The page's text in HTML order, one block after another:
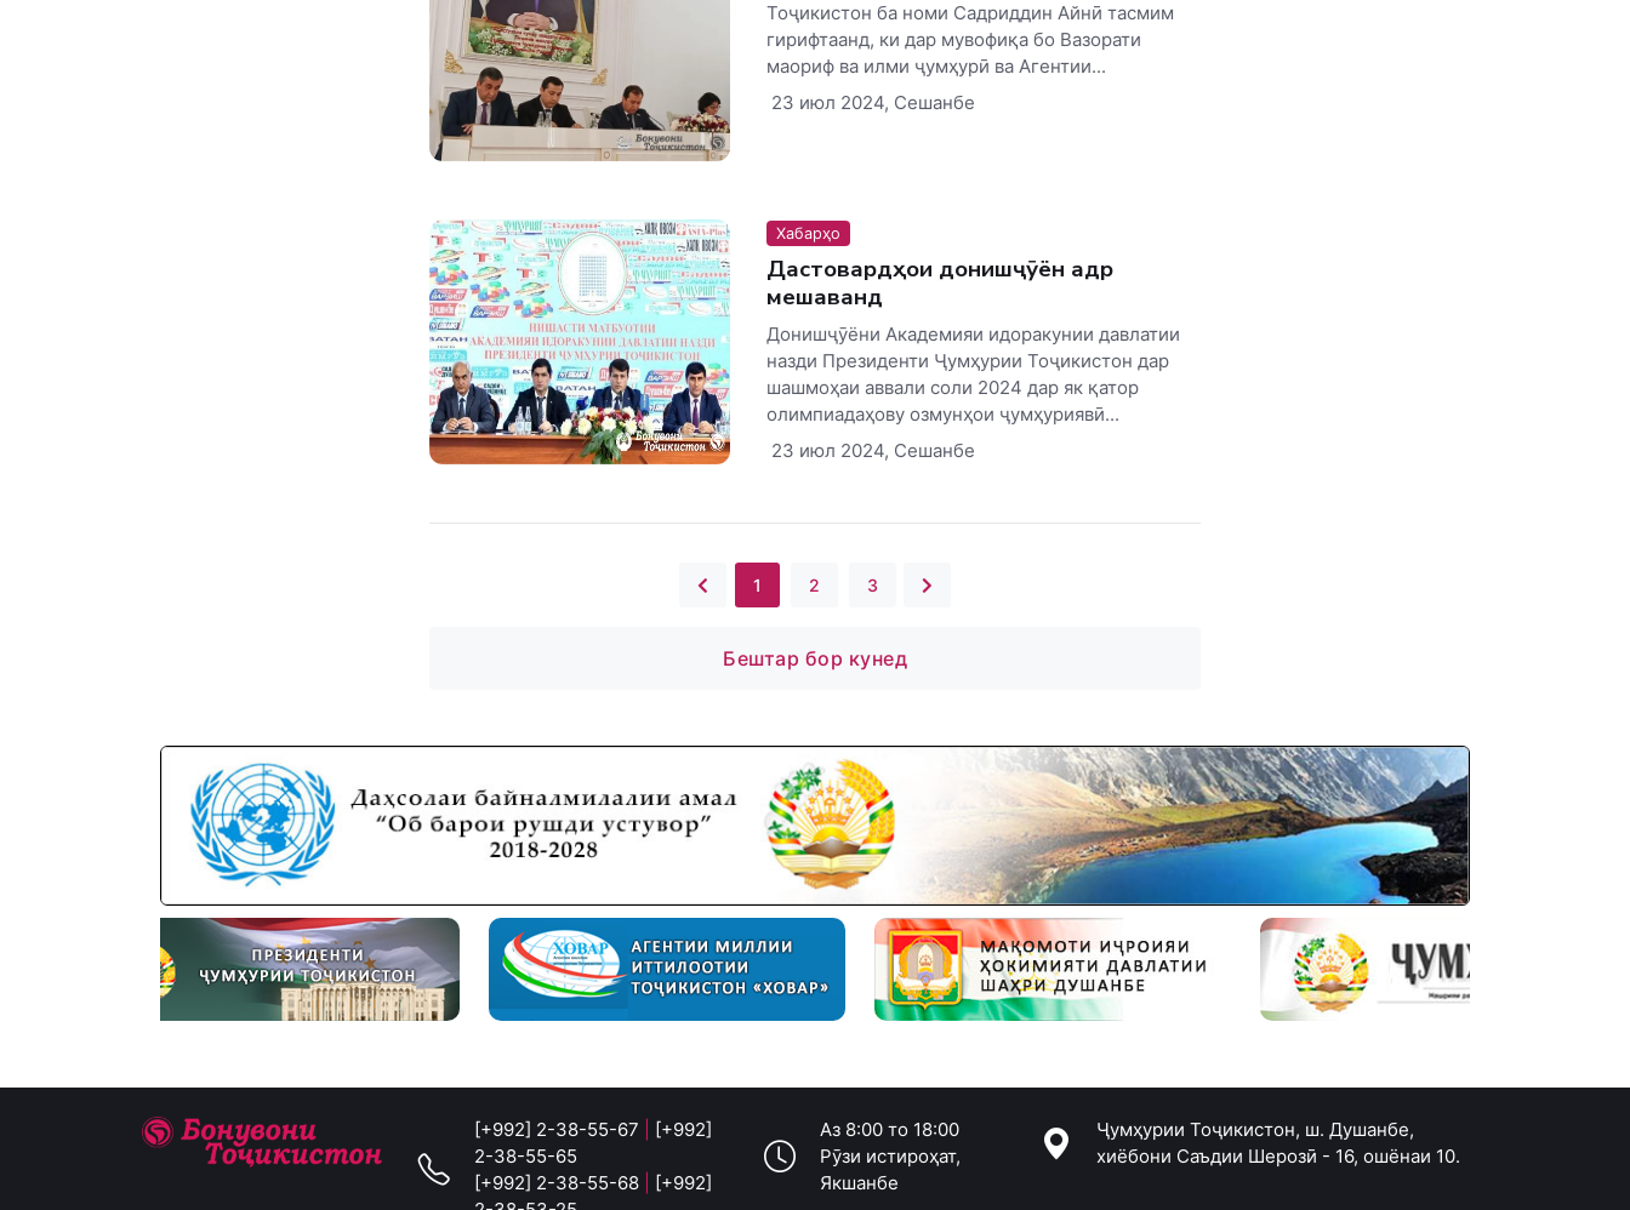
Тоҷикистон ба номи Садриддин Айнӣ тасмим
гирифтаанд, ки дар мувофиқа бо Вазорати
маориф ва илми ҷумҳурӣ ва Агентии...
23 июл 2024, Сешанбе
Хабарҳо
Дастовардҳои донишҷӯён қадр
мешаванд
Донишҷӯёни Академияи идоракунии давлатии
назди Президенти Ҷумҳурии Тоҷикистон дар
шашмоҳаи аввали соли 2024 дар як қатор
олимпиадаҳову озмунҳои ҷумҳуриявӣ...
23 июл 2024, Сешанбе
1 2 3
Бештар бор кунед
[+992] 2-38-55-67
[+992]
2-38-55-65
[+992] 2-38-55-68
[+992]
Аз 8:00 то 18:00
Рӯзи истироҳат,
Якшанбе
Ҷумҳурии Тоҷикистон, ш. Душанбе,
хиёбони Саъдии Шерозӣ - 16, ошёнаи 10.